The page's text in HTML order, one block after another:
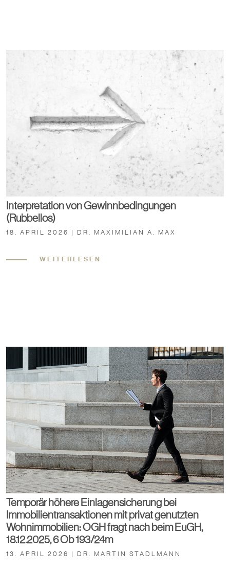
Interpretation von Gewinnbedingungen
(Rubbellos)
18. APRIL 2026 | DR. MAXIMILIAN A. MAX
WEITERLESEN
Temporär höhere Einlagensicherung bei
Immobilientransaktionen mit privat genutzten
Wohnimmobilien: OGH fragt nach beim EuGH,
18.12.2025, 6 Ob 193/24m
13. APRIL 2026 | DR. MARTIN STADLMANN